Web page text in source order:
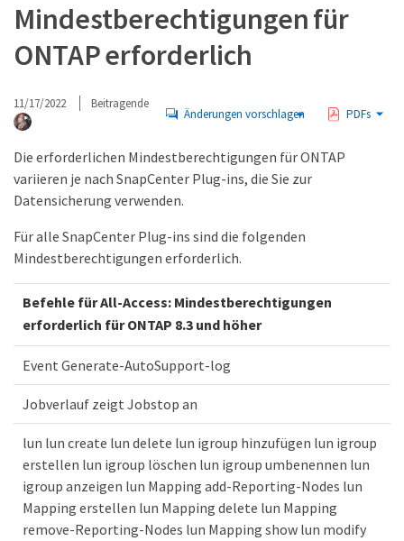
Mindestberechtigungen für
ONTAP erforderlich
11/17/2022 Beitragende
Änderungen vorschlagen PDFs
Die erforderlichen Mindestberechtigungen für ONTAP
variieren je nach SnapCenter Plug-ins, die Sie zur
Datensicherung verwenden.
Für alle SnapCenter Plug-ins sind die folgenden
Mindestberechtigungen erforderlich.
Befehle für All-Access: Mindestberechtigungen
erforderlich für ONTAP 8.3 und höher
Event Generate-AutoSupport-log
Jobverlauf zeigt Jobstop an
lun lun create lun delete lun igroup hinzufügen lun igroup
erstellen lun igroup löschen lun igroup umbenennen lun
igroup anzeigen lun Mapping add-Reporting-Nodes lun
Mapping erstellen lun Mapping delete lun Mapping
remove-Reporting-Nodes lun Mapping show lun modify